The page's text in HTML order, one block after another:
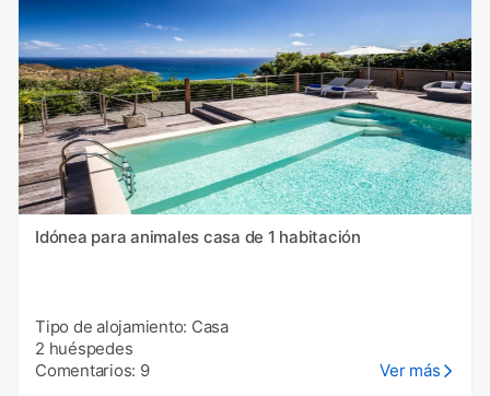
Idónea para animales casa de 1 habitación
Tipo de alojamiento: Casa
2 huéspedes
Comentarios: 9
Ver más